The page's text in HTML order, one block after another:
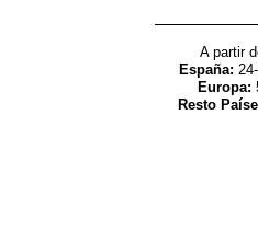
A partir
España:
Europa:
Resto